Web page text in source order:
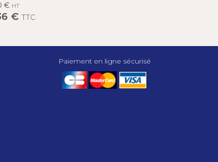
€ HT
€ TTC
Paiement en ligne sécurisé